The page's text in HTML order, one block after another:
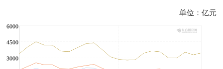
单位：亿元